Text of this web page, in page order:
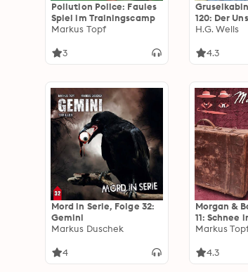
Pollution Police: Faules
Spiel im Trainingscamp
Markus Topf
3
120: Der
(Teil 1 von 2)
H.G. Wells
4.3
Mord in Serie, Folge 32:
Gemini
Markus Duschek
4
Morgan &
11: Schnee
Markus
4.3